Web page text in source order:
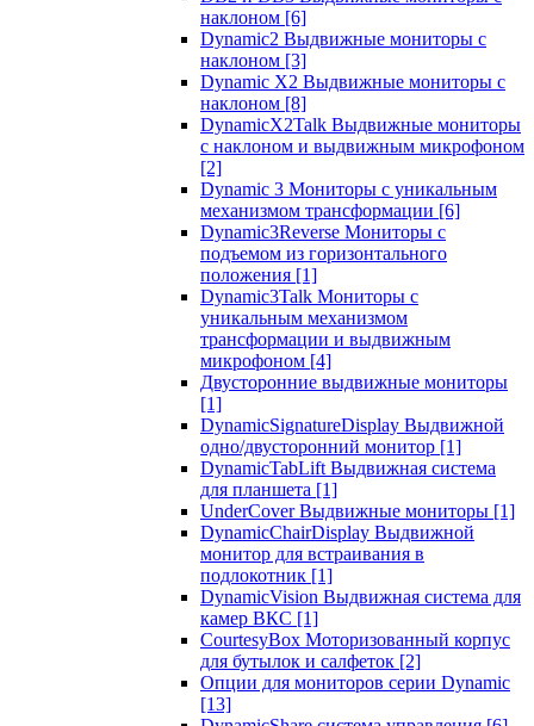
наклоном [6]
Dynamic2 Выдвижные мониторы с
наклоном [3]
Dynamic X2 Выдвижные мониторы с
наклоном [8]
DynamicX2Talk Выдвижные мониторы
с наклоном и выдвижным микрофоном
[2]
Dynamic 3 Мониторы с уникальным
механизмом трансформации [6]
Dynamic3Reverse Мониторы с
подъемом из горизонтального
положения [1]
Dynamic3Talk Мониторы с
уникальным механизмом
трансформации и выдвижным
микрофоном [4]
Двусторонние выдвижные мониторы
[1]
DynamicSignatureDisplay Выдвижной
одно/двусторонний монитор [1]
DynamicTabLift Выдвижная система
для планшета [1]
UnderCover Выдвижные мониторы [1]
DynamicChairDisplay Выдвижной
монитор для встраивания в
подлокотник [1]
DynamicVision Выдвижная система для
камер ВКС [1]
CourtesyBox Моторизованный корпус
для бутылок и салфеток [2]
Опции для мониторов серии Dynamic
[13]